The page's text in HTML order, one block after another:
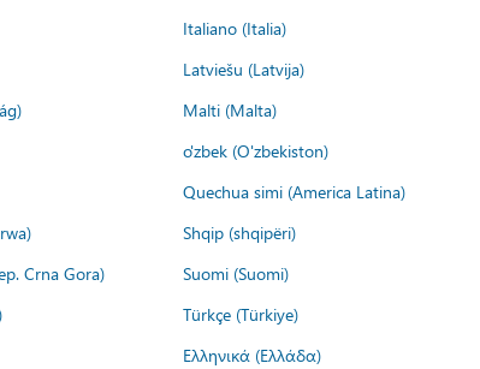
Italiano (Italia)
Latviešu (Latvija)
Malti (Malta)
o'zbek (O'zbekiston)
Quechua simi (America Latina)
Shqip (shqipëri)
Crna Gora) Suomi (Suomi)
Türkçe (Türkiye)
Ελληνικά (Ελλάδα)